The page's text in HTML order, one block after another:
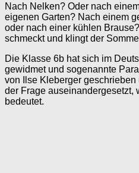
Nach Nelken? Oder nach
eigenen Garten? Nach einem
oder nach einer kühlen
schmeckt und klingt der
Die Klasse 6b hat sich im
gewidmet und sogenannte
von Ilse Kleberger
der Frage auseinandergesetzt,
bedeutet.